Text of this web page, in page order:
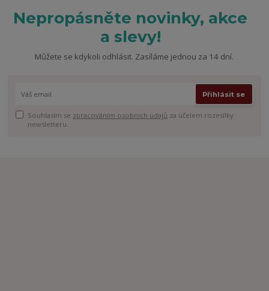
Nepropásněte novinky, akce
a slevy!
Můžete se kdykoli odhlásit. Zasíláme jednou za 14 dní.
Přihlásit se
Souhlasím se zpracováním osobních údajů za účelem rozesílky
newsletteru.